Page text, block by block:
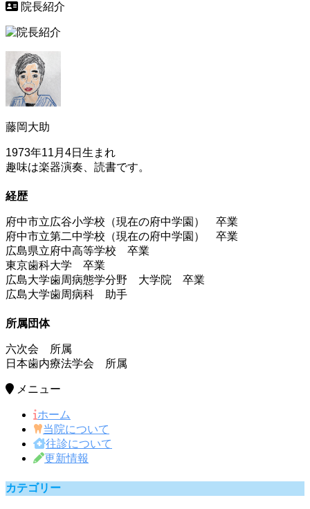
院長紹介
藤岡大助
1973年11月4日生まれ
趣味は楽器演奏、読書です。
経歴
府中市立広谷小学校（現在の府中学園） 卒業
府中市立第二中学校（現在の府中学園） 卒業
広島県立府中高等学校 卒業
東京歯科大学 卒業
広島大学歯周病態学分野 大学院 卒業
広島大学歯周病科 助手
所属団体
六次会 所属
日本歯内療法学会 所属
メニュー
ホーム
当院について
往診について
更新情報
カテゴリー